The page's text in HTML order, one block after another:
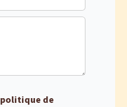
politique de